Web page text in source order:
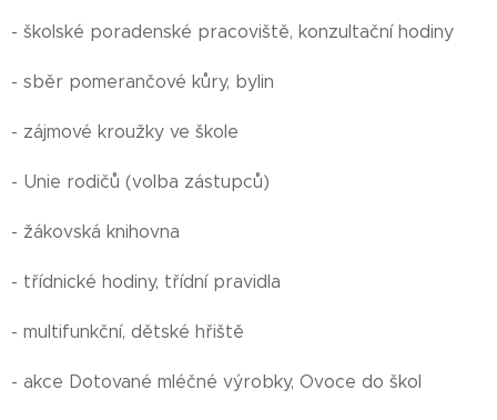
- školské poradenské pracoviště, konzultační hodiny
- sběr pomerančové kůry, bylin
- zájmové kroužky ve škole
- Unie rodičů (volba zástupců)
- žákovská knihovna
- třídnické hodiny, třídní pravidla
- multifunkční, dětské hřiště
- akce Dotované mléčné výrobky, Ovoce do škol